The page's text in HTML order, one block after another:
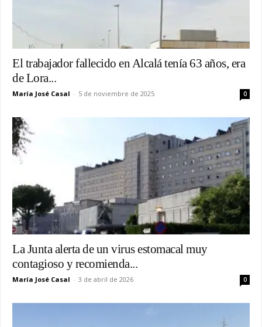
El trabajador fallecido en Alcalá tenía 63 años, era
de Lora...
María José Casal - 5 de noviembre de 2025 0
La Junta alerta de un virus estomacal muy
contagioso y recomienda...
María José Casal - 3 de abril de 2026 0